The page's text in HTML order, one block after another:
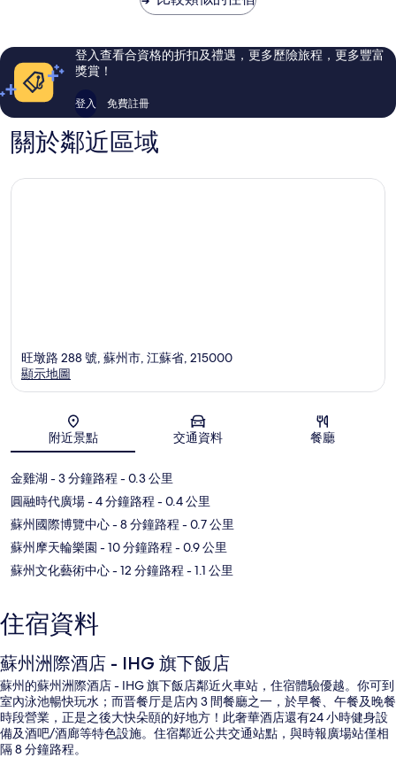
評
價
篇
評
評
價
登入查看合資格的折扣及禮遇，更多歷險旅程，更多豐富
獎賞！
登入 免費註冊
關於鄰近區域
地圖
旺墩路 288 號, 蘇州市, 江蘇省, 215000
顯示地圖
附近景點 交通資料 餐廳
金雞湖 - 3 分鐘路程 - 0.3 公里
圓融時代廣場- 4 分鐘路程 - 0.4 公里
蘇州國際博覽中心- 8 分鐘路程 - 0.7 公里
蘇州摩天輪樂園 - 10 分鐘路程 - 0.9 公里
蘇州文化藝術中心- 12 分鐘路程 - 1.1 公里
住宿資料
蘇州洲際酒店 - IHG 旗下飯店
蘇州的蘇州洲際酒店 - IHG 旗下飯店鄰近火車站，住宿體驗優越。你可到
室內泳池暢快玩水；而晋餐厅是店內 3 間餐廳之一，於早餐、午餐及晚餐
時段營業，正是之後大快朵頤的好地方！此奢華酒店還有24 小時健身設
備及酒吧/酒廊等特色設施。住宿鄰近公共交通站點，與時報廣場站僅相
隔 8 分鐘路程。